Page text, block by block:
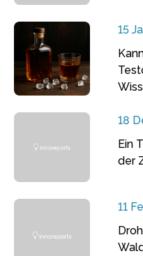
15
18
Ein
der
11